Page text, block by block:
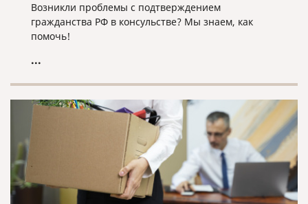
Возникли проблемы с подтверждением
гражданства РФ в консульстве? Мы знаем, как
помочь!
...